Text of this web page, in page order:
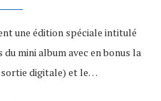
une édition spéciale intitulé
mini album avec en bonus la
sortie digitale) et le…